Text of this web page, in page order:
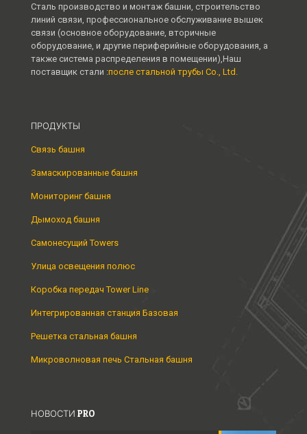
Сталь производство и монтаж башни, строительство
линий связи, профессиональное обслуживание вышек
связи (основное оборудование, вторичные
оборудование, и другие периферийные оборудования, а
также система распределения в помещении),Наш
поставщик стали :после стальной трубы Co., Ltd.
ПРОДУКТЫ
Связь башня
Замаскированные башня
Мониторинг башня
Дымоход башня
Самонесущий Towers
Улица освещения полюс
Коробка передач Tower Line
Интегрированная станция Базовая
Решетка стальная башня
Микроволновая печь Стальная башня
НОВОСТИ PRO